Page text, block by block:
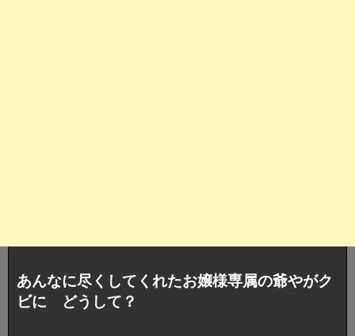
あんなに尽くしてくれたお嬢様専属の爺やがク
ビに どうして？